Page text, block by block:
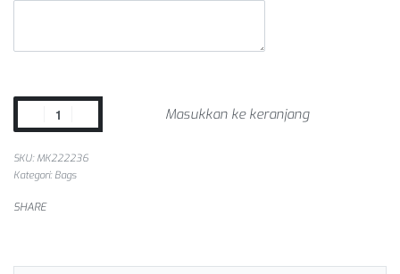
Masukkan ke keranjang
SKU:MK222236
Kategori: Bags
SHARE